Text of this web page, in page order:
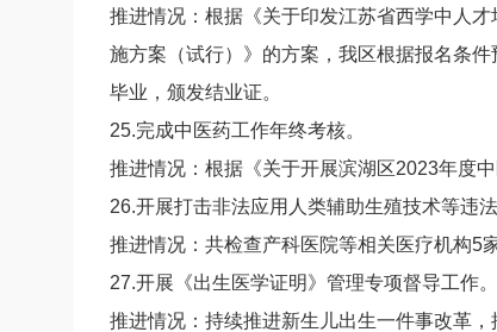
推进情况：根据《关于印发江苏省西学中人
施方案（试行）》的方案，我区根据报名条
毕业，颁发结业证。
25.完成中医药工作年终考核。
推进情况：根据《关于开展滨湖区2023年度
26.开展打击非法应用人类辅助生殖技术等违
推进情况：共检查产科医院等相关医疗机构5
27.开展《出生医学证明》管理专项督导工作。
推进情况：持续推进新生儿出生一件事改革